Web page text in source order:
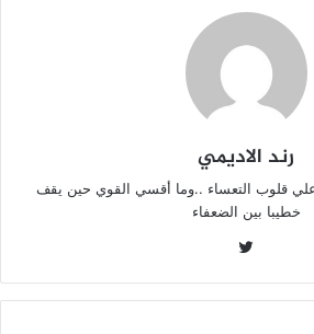
رند الاديمي
قلوب التعساء ..وما أقسي القوي حين يقف
خطيبا بين الضعفاء